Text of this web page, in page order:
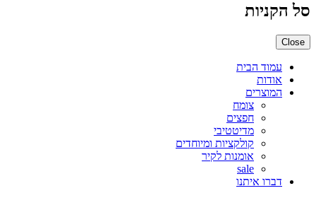
סל הקניות
Close
עמוד הבית
אודות
המוצרים
צומח
חפצים
מדיטטיבי
קולקציות ומיוחדים
אומנות לקיר
sale
דברו איתנו